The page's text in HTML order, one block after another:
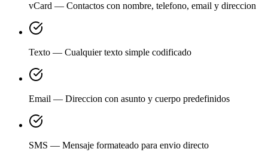
vCard — Contactos con nombre, telefono, email y direccion
Texto — Cualquier texto simple codificado
Email — Direccion con asunto y cuerpo predefinidos
SMS — Mensaje formateado para envio directo